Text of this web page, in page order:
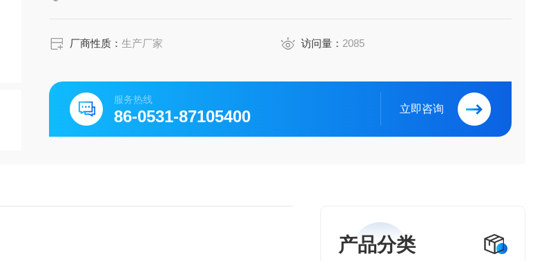
厂商性质：生产厂家 访问量： 2085
服务热线
86-0531-87105400 立即咨询
产品分类